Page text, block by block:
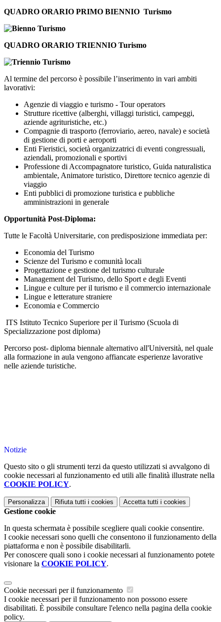
QUADRO ORARIO PRIMO BIENNIO Turismo
QUADRO ORARIO TRIENNIO Turismo
Al termine del percorso è possibile l’inserimento in vari ambiti
lavorativi:
Agenzie di viaggio e turismo - Tour operators
Strutture ricettive (alberghi, villaggi turistici, campeggi,
aziende agrituristiche, etc.)
Compagnie di trasporto (ferroviario, aereo, navale) e società
di gestione di porti e aeroporti
Enti Fieristici, società organizzatrici di eventi congressuali,
aziendali, promozionali e sportivi
Professione di Accompagnatore turistico, Guida naturalistica
ambientale, Animatore turistico, Direttore tecnico agenzie di
viaggio
Enti pubblici di promozione turistica e pubbliche
amministrazioni in generale
Opportunità Post-Diploma:
Tutte le Facoltà Universitarie, con predisposizione immediata per:
Economia del Turismo
Scienze del Turismo e comunità locali
Progettazione e gestione del turismo culturale
Management del Turismo, dello Sport e degli Eventi
Lingue e culture per il turismo e il commercio internazionale
Lingue e letterature straniere
Economia e Commercio
ITS Istituto Tecnico Superiore per il Turismo (Scuola di
Specializzazione post diploma)
Percorso post- diploma biennale alternativo all'Università, nel quale
alla formazione in aula vengono affiancate esperienze lavorative
nelle aziende turistiche.
Notizie
Questo sito o gli strumenti terzi da questo utilizzati si avvalgono di
cookie necessari al funzionamento ed utili alle finalità illustrate nella
COOKIE POLICY.
Personalizza Rifiuta tutti i cookies Accetta tutti i cookies
Gestione cookie
In questa schermata è possibile scegliere quali cookie consentire.
I cookie necessari sono quelli che consentono il funzionamento della
piattaforma e non è possibile disabilitarli.
Per conoscere quali sono i cookie necessari al funzionamento potete
visionare la COOKIE POLICY.
Cookie necessari per il funzionamento
I cookie necessari per il funzionamento non possono essere
disabilitati. È possibile consultare l'elenco nella pagina della cookie
policy.